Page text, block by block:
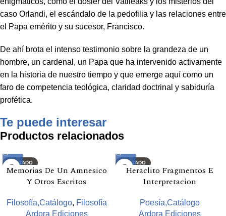
caso Orlandi, el escándalo de la pedofilia y las relaciones entre
el Papa emérito y su sucesor, Francisco.
De ahí brota el intenso testimonio sobre la grandeza de un
hombre, un cardenal, un Papa que ha intervenido activamente
en la historia de nuestro tiempo y que emerge aquí como un
faro de competencia teológica, claridad doctrinal y sabiduría
profética.
Te puede interesar
Productos relacionados
AGOTADO
Memorias De Un Amnesico
Y Otros Escritos
Filosofía,Catálogo, Filosofía
Ardora Ediciones
AGOTADO
Heraclito Fragmentos E
Interpretacion
Poesía,Catálogo
Ardora Ediciones